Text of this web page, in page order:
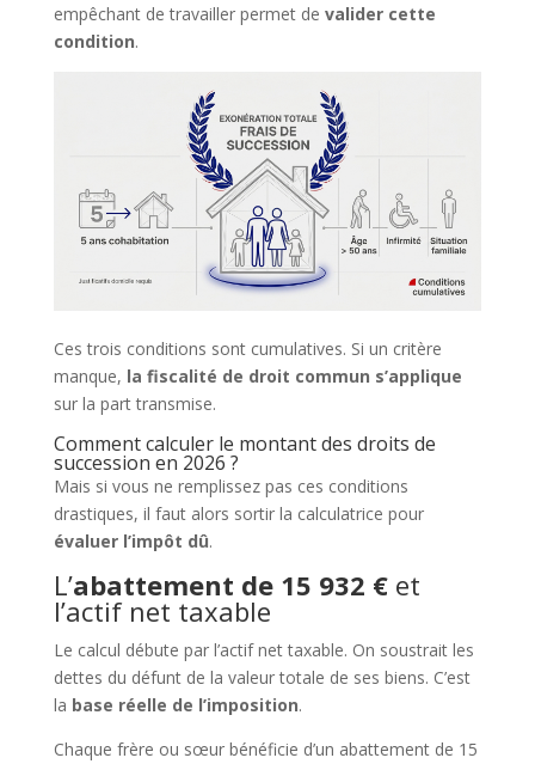
empêchant de travailler permet de valider cette
condition.
Ces trois conditions sont cumulatives. Si un critère
manque, la fiscalité de droit commun s’applique
sur la part transmise.
Comment calculer le montant des droits de
succession en 2026 ?
Mais si vous ne remplissez pas ces conditions
drastiques, il faut alors sortir la calculatrice pour
évaluer l’impôt dû.
L’abattement de 15 932 €et
l’actif net taxable
Le calcul débute par l’actif net taxable. On soustrait les
dettes du défunt de la valeur totale de ses biens. C’est
la base réelle de l’imposition.
Chaque frère ou sœur bénéficie d’un abattement de 15